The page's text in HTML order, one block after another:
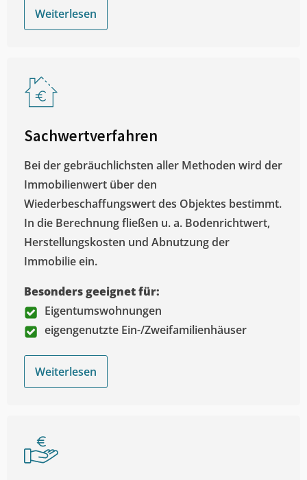
Weiterlesen
Sachwertverfahren
Bei der gebräuchlichsten aller Methoden wird der
Immobilienwert über den
Wiederbeschaffungswert des Objektes bestimmt.
In die Berechnung fließen u. a. Bodenrichtwert,
Herstellungskosten und Abnutzung der
Immobilie ein.
Besonders geeignet für:
Eigentumswohnungen
eigengenutzte Ein-/Zweifamilienhäuser
Weiterlesen